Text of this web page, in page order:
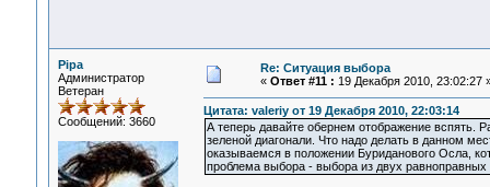
Pipa
Администратор
Ветеран
Сообщений: 3660
Re: Ситуация выбора
« Ответ #11 : 19 Декабря 2010, 23:02:27
Цитата: valeriy от 19 Декабря 2010, 22:03:14
А теперь давайте обернем отображение
зеленой диагонали. Что надо делать в данном
оказываемся в положении Буриданового Осла,
проблема выбора - выбора из двух равноправных